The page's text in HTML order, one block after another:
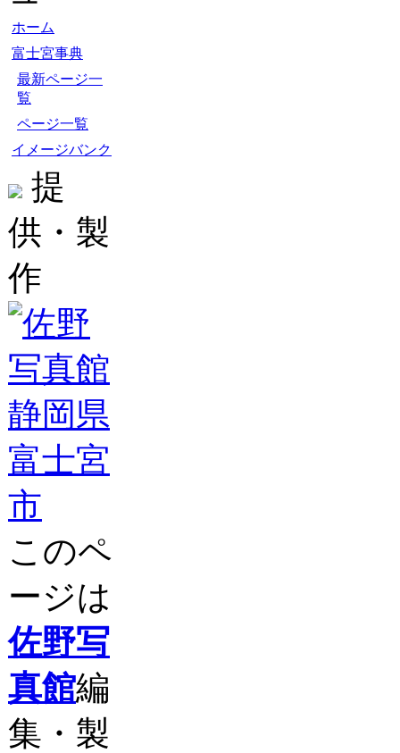
ホーム
富士宮事典
最新ページ一
覧
ページ一覧
イメージバンク
提
供・製
作
このペ
ージは
佐野写
真館編
集・製